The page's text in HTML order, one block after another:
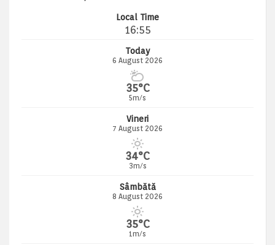
Local Time
16:55
Today
6 August 2026
35°C
5m/s
Vineri
7 August 2026
34°C
3m/s
Sâmbătă
8 August 2026
35°C
1m/s